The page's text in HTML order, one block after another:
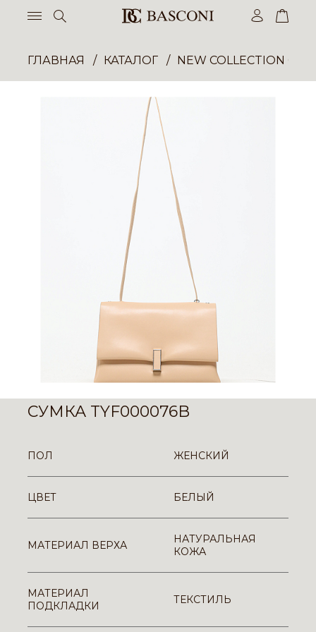
ГЛАВНАЯ КАТАЛОГ NEW COLLECTION
СУМКА TYF000076B
ПОЛ ЖЕНСКИЙ
ЦВЕТ БЕЛЫЙ
МАТЕРИАЛ ВЕРХА
НАТУРАЛЬНАЯ
КОЖА
МАТЕРИАЛ
ПОДКЛАДКИ
ТЕКСТИЛЬ